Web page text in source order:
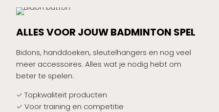
ALLES VOOR JOUW BADMINTON SPEL
Bidons, handdoeken, sleutelhangers en nog veel
meer accessoires. Alles wat je nodig hebt om
beter te spelen.
✓ Topkwaliteit producten
✓ Voor training en competitie